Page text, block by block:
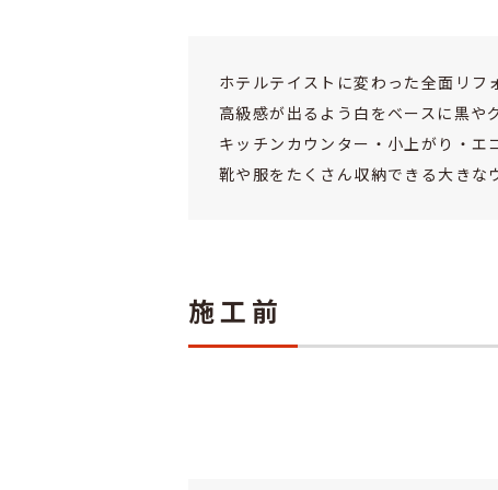
ホテルテイストに変わった全面リフ
高級感が出るよう白をベースに黒
キッチンカウンター・小上がり・エ
靴や服をたくさん収納できる大きな
施工前